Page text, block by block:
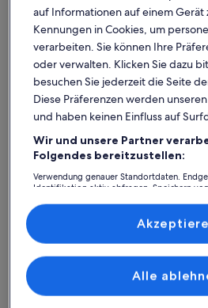
Was spricht für
Immer in
Du hast all deine
griffbereit, auch
auf Informationen auf einem Gerät
Kennungen in Cookies, um
verarbeiten. Sie können Ihre
oder verwalten. Klicken Sie dazu
besuchen Sie jederzeit die Seite
Diese Präferenzen werden
und haben keinen Einfluss auf
Wir und unsere Partner
Folgendes bereitzustellen:
Verwendung genauer Standortdaten.
Identifikation aktiv abfragen. Speichern
Inhalte, Messung von Werbeleistung und
Zielgruppenforschung sowie Entwicklung
Liste der Partner (Lieferanten)
Alle